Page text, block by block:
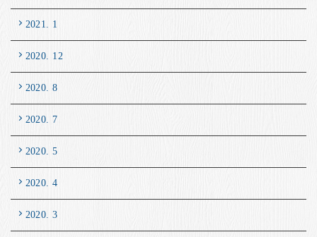
2021. 1
2020. 12
2020. 8
2020. 7
2020. 5
2020. 4
2020. 3